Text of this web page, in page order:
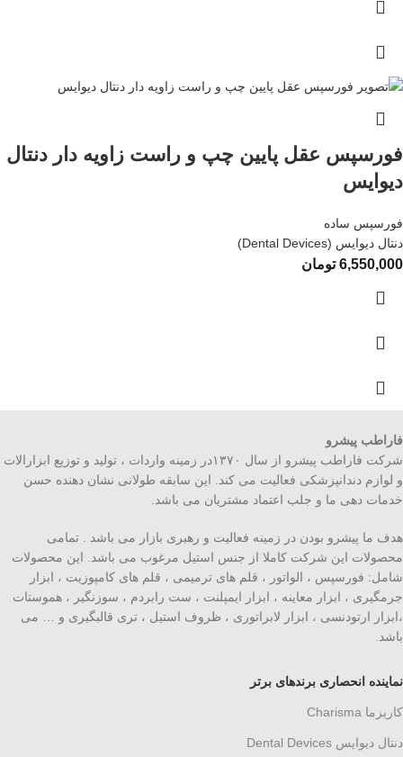
فورسپس عقل پایین چپ و راست زاویه دار دنتال
دیوایس
فورسپس ساده
دنتال دیوایس (Dental Devices)
6,550,000 تومان
فاراطب پیشرو
شرکت فاراطب پیشرو از سال ۱۳۷۰در زمینه واردات ، تولید و توزیع ابزارالات
و لوازم دندانپزشکی فعالیت می کند. این سابقه طولانی نشان دهنده حسن
خدمات دهی ما و جلب اعتماد مشتریان می باشد.
هدف ما پیشرو بودن در زمینه فعالیت و رهبری بازار می باشد . تمامی
محصولات این شرکت کاملا از جنس استیل مرغوب می باشد. این محصولات
شامل: فورسپس ، الواتور ، قلم های ترمیمی ، قلم های کامپوزیت ، ابزار
جرمگیری ، ابزار معاینه ، ابزار ایمپلنت ، ست رابردم ، سوزنگیر ، هموستات
،ابزار ارتودنسی ، ابزار لابراتوری ، ظروف استیل ، تری قالبگیری و … می
باشد.
نماینده انحصاری برندهای برتر
کاریزما Charisma
دنتال دیوایس Dental Devices